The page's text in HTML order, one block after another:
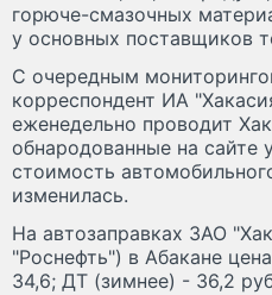
горюче-смазочных
у основных поставщиков
С очередным
корреспондент ИА
еженедельно проводит
обнародованные на сайте
стоимость
изменилась.
На автозаправках ЗАО
"Роснефть") в Абакане
34,6; ДТ (зимнее) - 36,2